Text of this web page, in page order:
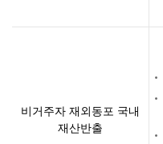
비거주자 재외동포 국내
재산반출